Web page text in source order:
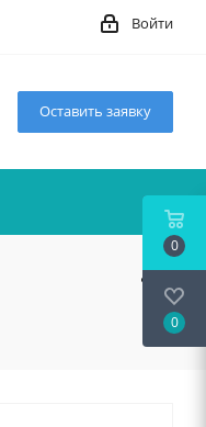
Войти
Оставить заявку
0
0